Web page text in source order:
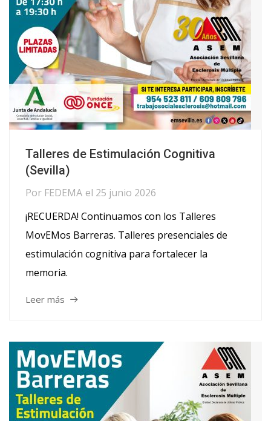
Talleres de Estimulación Cognitiva
(Sevilla)
Por FEDEMA el 25 junio 2026
¡RECUERDA! Continuamos con los Talleres
MovEMos Barreras. Talleres presenciales de
estimulación cognitiva para fortalecer la
memoria.
Leer más